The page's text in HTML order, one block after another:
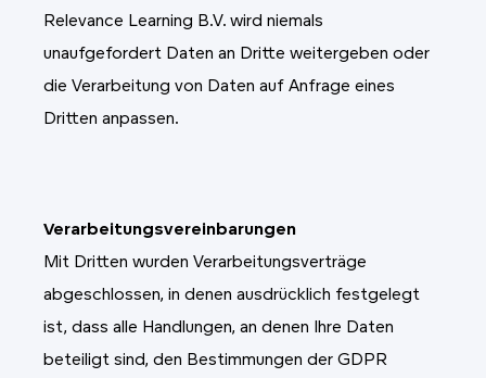
Relevance Learning B.V. wird niemals
unaufgefordert Daten an Dritte weitergeben oder
die Verarbeitung von Daten auf Anfrage eines
Dritten anpassen.
Verarbeitungsvereinbarungen
Mit Dritten wurden Verarbeitungsverträge
abgeschlossen, in denen ausdrücklich festgelegt
ist, dass alle Handlungen, an denen Ihre Daten
beteiligt sind, den Bestimmungen der GDPR